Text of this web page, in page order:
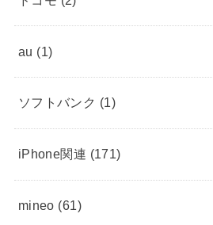
au (1)
ソフトバンク (1)
iPhone関連 (171)
mineo (61)